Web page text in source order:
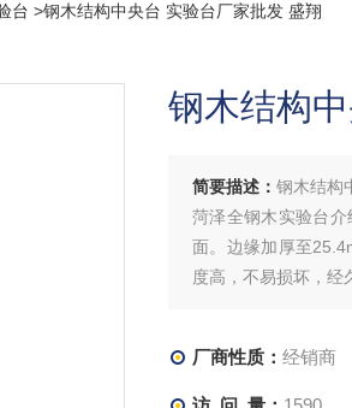
台 >钢木结构中央台 实验台厂家批发 盛翔
钢木结构
简要描述： 钢木结构
菏泽全钢木实验台
面。边缘加厚至
度高，不易损坏，经
厂商性质： 经销商